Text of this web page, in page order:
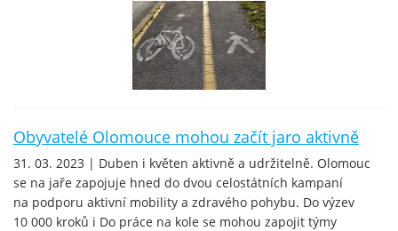
Obyvatelé Olomouce mohou začít jaro aktivně
31. 03. 2023 | Duben i květen aktivně a udržitelně. Olomouc
se na jaře zapojuje hned do dvou celostátních kampaní
na podporu aktivní mobility a zdravého pohybu. Do výzev
10 000 kroků i Do práce na kole se mohou zapojit týmy